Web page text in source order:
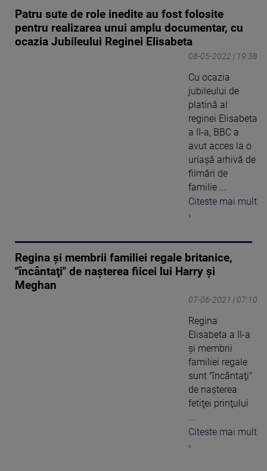
Patru sute de role inedite au fost folosite
pentru realizarea unui amplu documentar, cu
ocazia Jubileului Reginei Elisabeta
08-05-2022 | 19:38
Cu ocazia
jubileului de
platină al
reginei Elisabeta
a II-a, BBC a
avut acces la o
uriașă arhivă de
filmări de
familie ...
Citeste mai mult
›
Regina şi membrii familiei regale britanice,
"încântaţi" de naşterea fiicei lui Harry şi
Meghan
07-06-2021 | 07:10
Regina
Elisabeta a II-a
şi membrii
familiei regale
sunt "încântaţi"
de naşterea
fetiţei prinţului
...
Citeste mai mult
›